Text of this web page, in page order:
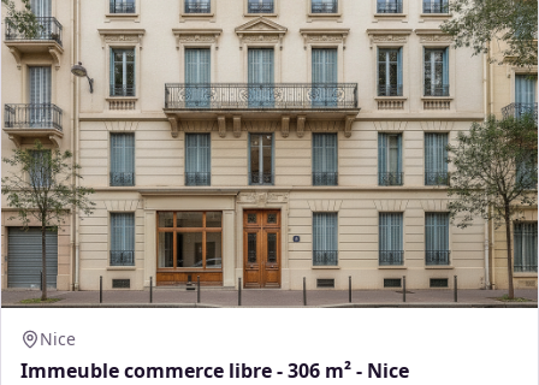
Nice
Immeuble commerce libre - 306 m² - Nice